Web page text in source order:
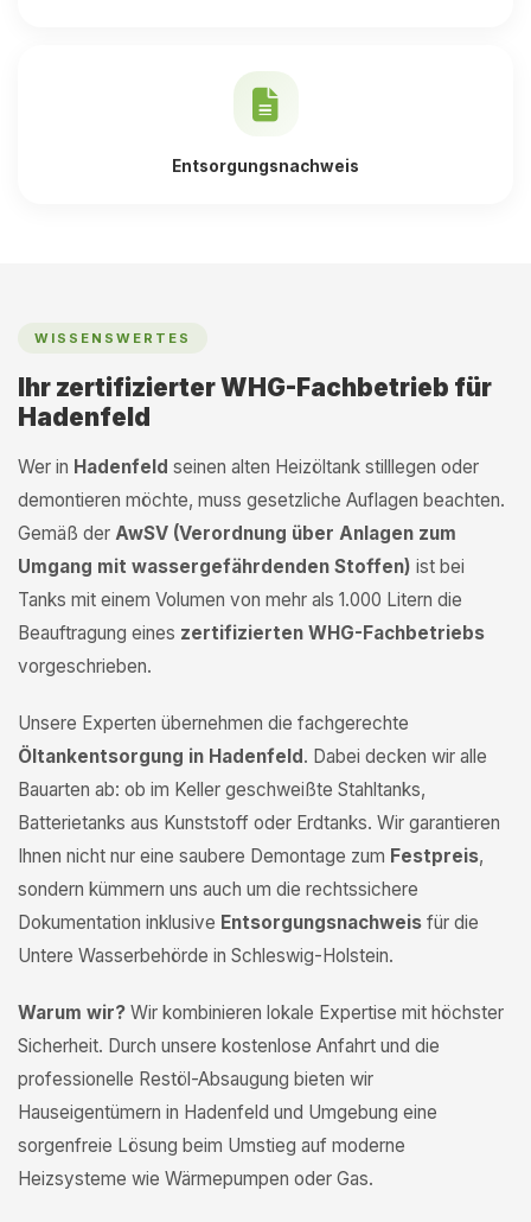
Entsorgungsnachweis
WISSENSWERTES
Ihr zertifizierter WHG-Fachbetrieb für
Hadenfeld
Wer in Hadenfeld seinen alten Heizöltank stilllegen oder
demontieren möchte, muss gesetzliche Auflagen beachten.
Gemäß der AwSV (Verordnung über Anlagen zum
Umgang mit wassergefährdenden Stoffen) ist bei
Tanks mit einem Volumen von mehr als 1.000 Litern die
Beauftragung eines zertifizierten WHG-Fachbetriebs
vorgeschrieben.
Unsere Experten übernehmen die fachgerechte
Öltankentsorgung in Hadenfeld. Dabei decken wir alle
Bauarten ab: ob im Keller geschweißte Stahltanks,
Batterietanks aus Kunststoff oder Erdtanks. Wir garantieren
Ihnen nicht nur eine saubere Demontage zum Festpreis,
sondern kümmern uns auch um die rechtssichere
Dokumentation inklusive Entsorgungsnachweis für die
Untere Wasserbehörde in Schleswig-Holstein.
Warum wir? Wir kombinieren lokale Expertise mit höchster
Sicherheit. Durch unsere kostenlose Anfahrt und die
professionelle Restöl-Absaugung bieten wir
Hauseigentümern in Hadenfeld und Umgebung eine
sorgenfreie Lösung beim Umstieg auf moderne
Heizsysteme wie Wärmepumpen oder Gas.